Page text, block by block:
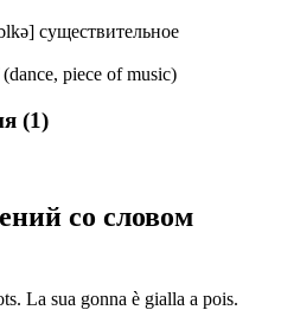
существительное
(dance, piece of music)
(1)
со словом
La sua gonna è gialla a pois.